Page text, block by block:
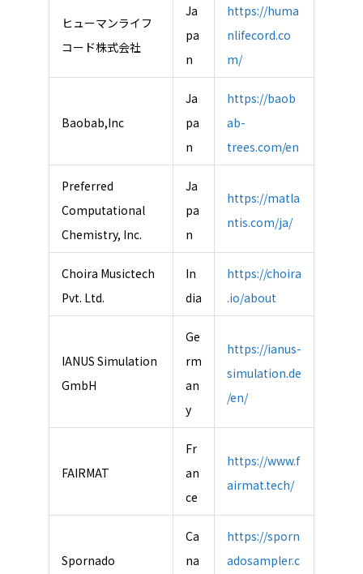
ヒューマンライフ
コード株式会社
Ja
pa
n
https://huma
nlifecord.co
m/
Baobab,Inc
Ja
pa
n
https://baob
ab-
trees.com/en
Preferred
Computational
Chemistry, Inc.
Ja
pa
n
https://matla
ntis.com/ja/
Choira Musictech
Pvt. Ltd.
In
dia
https://choira
.io/about
IANUS Simulation
GmbH
Ge
rm
an
y
https://ianus-
simulation.de
/en/
FAIRMAT
Fr
an
ce
https://www.f
airmat.tech/
Spornado
Ca
na
https://sporn
adosampler.c